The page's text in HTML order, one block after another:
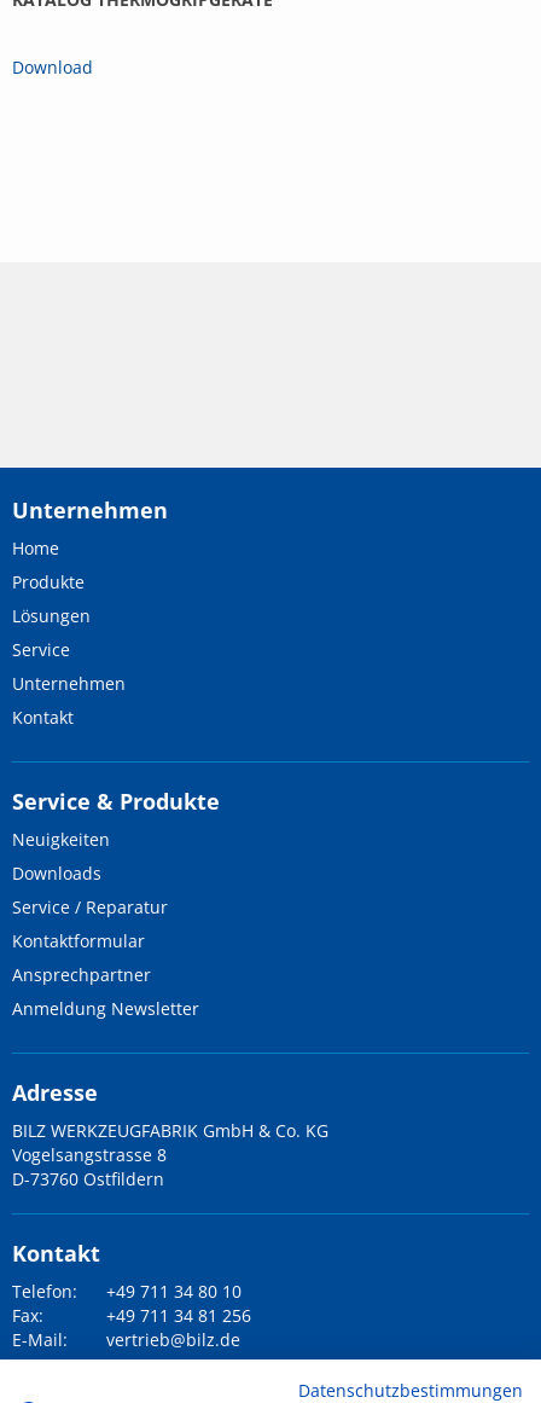
Download
Unternehmen
Home
Produkte
Lösungen
Service
Unternehmen
Kontakt
Service & Produkte
Neuigkeiten
Downloads
Service / Reparatur
Kontaktformular
Ansprechpartner
Anmeldung Newsletter
Adresse
BILZ WERKZEUGFABRIK GmbH & Co. KG
Vogelsangstrasse 8
D-73760 Ostfildern
Kontakt
Telefon:
+49 711 34 80 10
Fax:
+49 711 34 81 256
E-Mail:
vertrieb@bilz.de
Datenschutzbestimmungen